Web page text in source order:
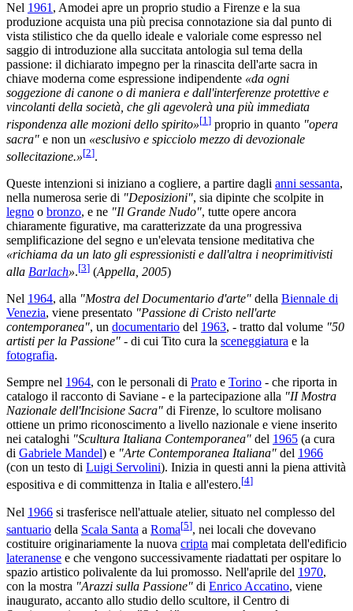
Nel 1961, Amodei apre un proprio studio a Firenze e la sua
produzione acquista una più precisa connotazione sia dal punto di
vista stilistico che da quello ideale e valoriale come espresso nel
saggio di introduzione alla succitata antologia sul tema della
passione: il dichiarato impegno per la rinascita dell'arte sacra in
chiave moderna come espressione indipendente «da ogni
soggezione di canone o di maniera e dall'interferenze protettive e
vincolanti della società, che gli agevolerà una più immediata
rispondenza alle mozioni dello spirito»[1] proprio in quanto "opera
sacra" e non un «esclusivo e spicciolo mezzo di devozionale
sollecitazione.»[2].
Queste intenzioni si iniziano a cogliere, a partire dagli anni sessanta,
nella numerosa serie di "Deposizioni", sia dipinte che scolpite in
legno o bronzo, e ne "Il Grande Nudo", tutte opere ancora
chiaramente figurative, ma caratterizzate da una progressiva
semplificazione del segno e un'elevata tensione meditativa che
«richiama da un lato gli espressionisti e dall'altra i neoprimitivisti
alla Barlach».[3] (Appella, 2005)
Nel 1964, alla "Mostra del Documentario d'arte" della Biennale di
Venezia, viene presentato "Passione di Cristo nell'arte
contemporanea", un documentario del 1963, - tratto dal volume "50
artisti per la Passione" - di cui Tito cura la sceneggiatura e la
fotografia.
Sempre nel 1964, con le personali di Prato e Torino - che riporta in
catalogo il racconto di Saviane - e la partecipazione alla "II Mostra
Nazionale dell'Incisione Sacra" di Firenze, lo scultore molisano
ottiene un primo riconoscimento a livello nazionale e viene inserito
nei cataloghi "Scultura Italiana Contemporanea" del 1965 (a cura
di Gabriele Mandel) e "Arte Contemporanea Italiana" del 1966
(con un testo di Luigi Servolini). Inizia in questi anni la piena attività
espositiva e di committenza in Italia e all'estero.[4]
Nel 1966 si trasferisce nell'attuale atelier, situato nel complesso del
santuario della Scala Santa a Roma[5], nei locali che dovevano
costituire originariamente la nuova cripta mai completata dell'edificio
lateranense e che vengono successivamente riadattati per ospitare lo
spazio artistico polivalente da lui promosso. Nell'aprile del 1970,
con la mostra "Arazzi sulla Passione" di Enrico Accatino, viene
inaugurato, accanto allo studio dello scultore, il Centro di